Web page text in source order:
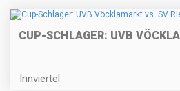
CUP-SCHLAGER: UVB
Innviertel